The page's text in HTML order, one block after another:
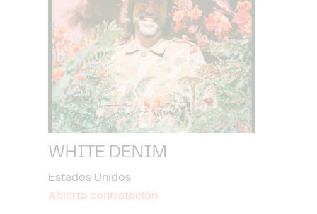
WHITE DENIM
Estados Unidos
Abierta contratación